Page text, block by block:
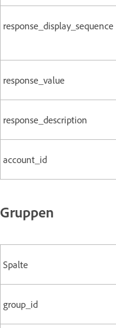
response_display_sequence
response_value
response_description
account_id
Gruppen
Spalte
group_id